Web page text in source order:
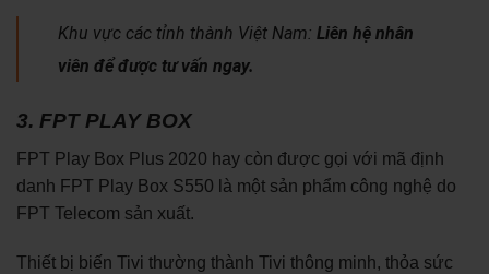
Khu vực các tỉnh thành Việt Nam: Liên hệ nhân
viên để được tư vấn ngay.
3. FPT PLAY BOX
FPT Play Box Plus 2020 hay còn được gọi với mã định
danh FPT Play Box S550 là một sản phẩm công nghệ do
FPT Telecom sản xuất.
Thiết bị biến Tivi thường thành Tivi thông minh, thỏa sức